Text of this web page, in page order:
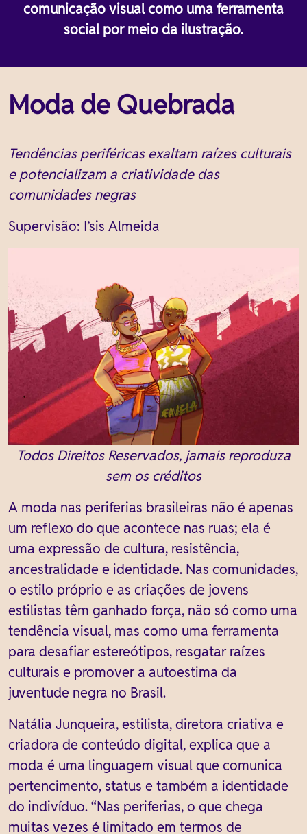
comunicação visual como uma ferramenta
social por meio da ilustração.
Moda de Quebrada
Tendências periféricas exaltam raízes culturais
e potencializam a criatividade das
comunidades negras
Supervisão: I’sis Almeida
Todos Direitos Reservados, jamais reproduza
sem os créditos
A moda nas periferias brasileiras não é apenas
um reflexo do que acontece nas ruas; ela é
uma expressão de cultura, resistência,
ancestralidade e identidade. Nas comunidades,
o estilo próprio e as criações de jovens
estilistas têm ganhado força, não só como uma
tendência visual, mas como uma ferramenta
para desafiar estereótipos, resgatar raízes
culturais e promover a autoestima da
juventude negra no Brasil.
Natália Junqueira, estilista, diretora criativa e
criadora de conteúdo digital, explica que a
moda é uma linguagem visual que comunica
pertencimento, status e também a identidade
do indivíduo. “Nas periferias, o que chega
muitas vezes é limitado em termos de